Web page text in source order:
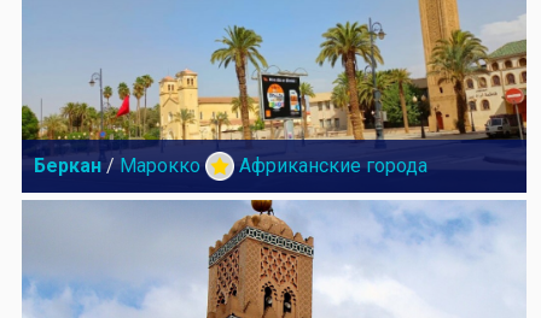
Беркан / Марокко Африканские города